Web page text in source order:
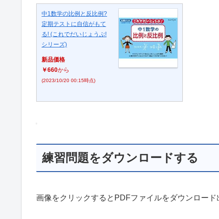
中1数学の比例と反比例?
定期テストに自信がもて
る! (これでだいじょうぶ!
シリーズ)
新品価格
￥660から
(2023/10/20 00:15時点)
練習問題をダウンロードする
画像をクリックするとPDFファイルをダウンロード